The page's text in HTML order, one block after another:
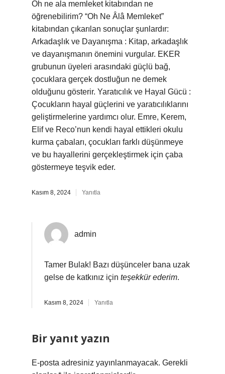
Oh ne ala memleket kitabından ne
öğrenebilirim? “Oh Ne Âlâ Memleket”
kitabından çıkarılan sonuçlar şunlardır:
Arkadaşlık ve Dayanışma : Kitap, arkadaşlık
ve dayanışmanın önemini vurgular. EKER
grubunun üyeleri arasındaki güçlü bağ,
çocuklara gerçek dostluğun ne demek
olduğunu gösterir. Yaratıcılık ve Hayal Gücü :
Çocukların hayal güçlerini ve yaratıcılıklarını
geliştirmelerine yardımcı olur. Emre, Kerem,
Elif ve Reco’nun kendi hayal ettikleri okulu
kurma çabaları, çocukları farklı düşünmeye
ve bu hayallerini gerçekleştirmek için çaba
göstermeye teşvik eder.
Kasım 8, 2024 Yanıtla
admin
Tamer Bulak! Bazı düşünceler bana uzak
gelse de katkınız için teşekkür ederim.
Kasım 8, 2024 Yanıtla
Bir yanıt yazın
E-posta adresiniz yayınlanmayacak. Gerekli